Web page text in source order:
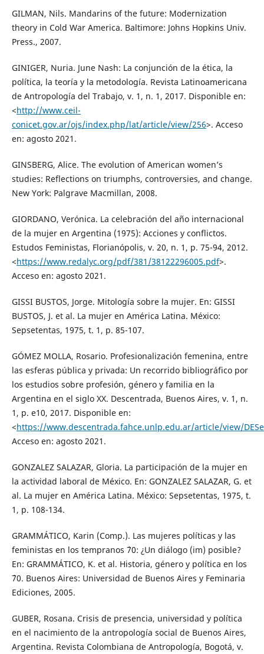
GILMAN, Nils. Mandarins of the future: Modernization
theory in Cold War America. Baltimore: Johns Hopkins Univ.
Press., 2007.
GINIGER, Nuria. June Nash: La conjunción de la ética, la
política, la teoría y la metodología. Revista Latinoamericana
de Antropología del Trabajo, v. 1, n. 1, 2017. Disponible en:
<http://www.ceil-
conicet.gov.ar/ojs/index.php/lat/article/view/256>. Acceso
en: agosto 2021.
GINSBERG, Alice. The evolution of American women’s
studies: Reflections on triumphs, controversies, and change.
New York: Palgrave Macmillan, 2008.
GIORDANO, Verónica. La celebración del año internacional
de la mujer en Argentina (1975): Acciones y conflictos.
Estudos Feministas, Florianópolis, v. 20, n. 1, p. 75-94, 2012.
<https://www.redalyc.org/pdf/381/38122296005.pdf>.
Acceso en: agosto 2021.
GISSI BUSTOS, Jorge. Mitología sobre la mujer. En: GISSI
BUSTOS, J. et al. La mujer en América Latina. México:
Sepsetentas, 1975, t. 1, p. 85-107.
GÓMEZ MOLLA, Rosario. Profesionalización femenina, entre
las esferas pública y privada: Un recorrido bibliográfico por
los estudios sobre profesión, género y familia en la
Argentina en el siglo XX. Descentrada, Buenos Aires, v. 1, n.
1, p. e10, 2017. Disponible en:
<https://www.descentrada.fahce.unlp.edu.ar/article/view/
Acceso en: agosto 2021.
GONZALEZ SALAZAR, Gloria. La participación de la mujer en
la actividad laboral de México. En: GONZALEZ SALAZAR, G. et
al. La mujer en América Latina. México: Sepsetentas, 1975, t.
1, p. 108-134.
GRAMMÁTICO, Karin (Comp.). Las mujeres políticas y las
feministas en los tempranos ´70: ¿Un diálogo (im) posible?
En: GRAMMÁTICO, K. et al. Historia, género y política en los
´70. Buenos Aires: Universidad de Buenos Aires y Feminaria
Ediciones, 2005.
GUBER, Rosana. Crisis de presencia, universidad y política
en el nacimiento de la antropología social de Buenos Aires,
Argentina. Revista Colombiana de Antropología, Bogotá, v.